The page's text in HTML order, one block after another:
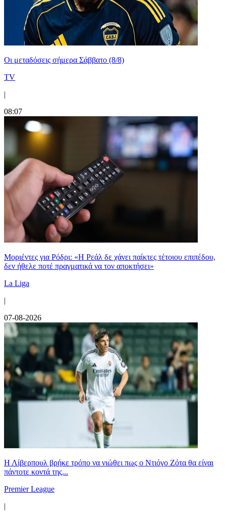
Οι μεταδόσεις σήμερα Σάββατο (8/8)
TV
|
08:07
Μοριέντες για Ρόδρι: «Η Ρεάλ δε χάνει παίκτες τέτοιου επιπέδου,
δεν ήθελε ποτέ πραγματικά να τον αποκτήσει»
La Liga
|
07-08-2026
Η Λίβερπουλ βρήκε τρόπο να νιώθει πως ο Ντιόγο Ζότα θα είναι
πάντοτε κοντά της...
Premier League
|